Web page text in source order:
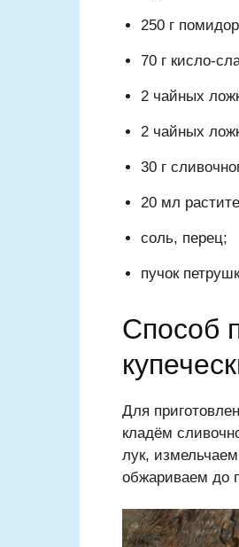
250 г
70 г кисло-
2 чайных
2 чайных
30 г
20 мл
соль, перец;
пучок
Способ
Для
кладём
лук,
обжариваем до